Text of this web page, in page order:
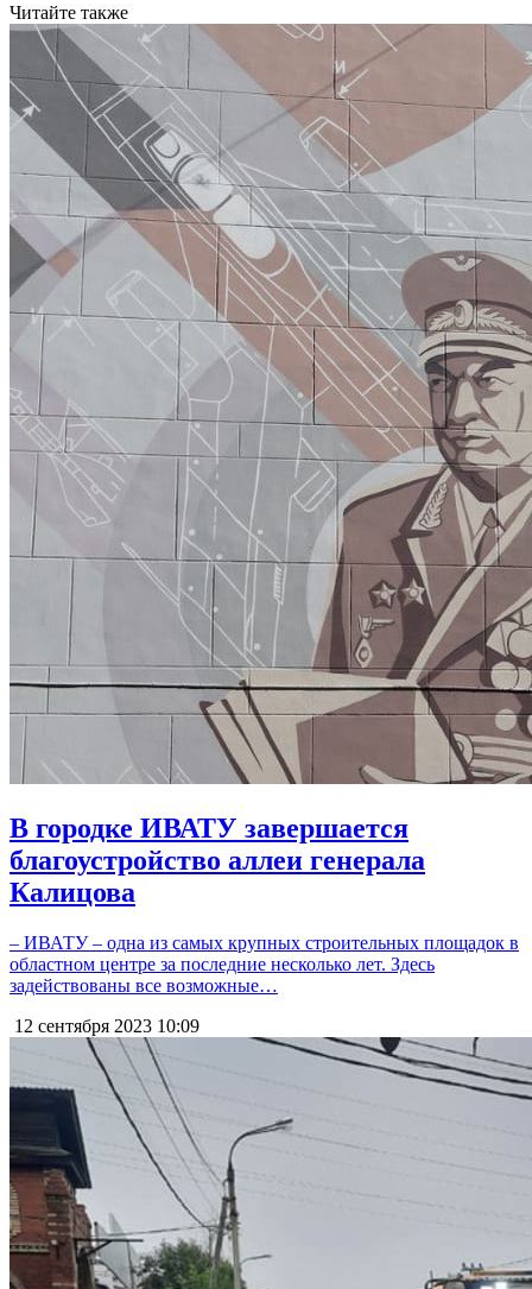
Читайте также
В городке ИВАТУ завершается
благоустройство аллеи генерала
Калицова
– ИВАТУ – одна из самых крупных строительных площадок в
областном центре за последние несколько лет. Здесь
задействованы все возможные…
12 сентября 2023 10:09